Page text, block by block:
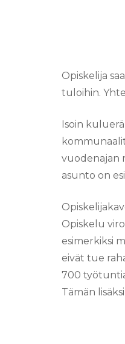
Opiskelija
tuloihin.
Isoin
vuodenajan
asunto on
Opiskelu
esimerkiksi
eivät tue
700
Tämän